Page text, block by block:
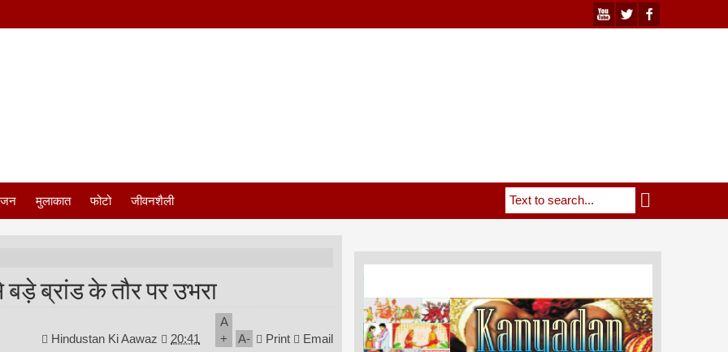
मुलाकात फोटो जीवनशैली
ब्रांड के तौर पर उभरा
Hindustan Ki Aawaz 20:41
A
+
A- Print Email